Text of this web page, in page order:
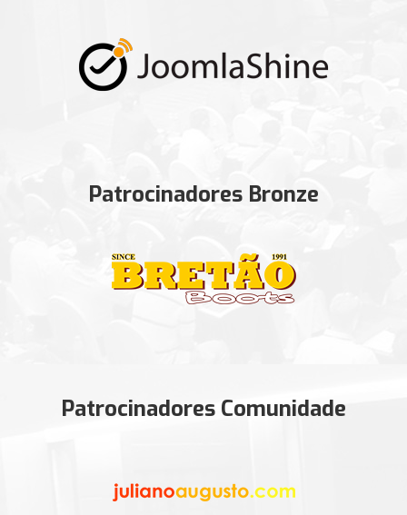
Patrocinadores Bronze
Patrocinadores Comunidade